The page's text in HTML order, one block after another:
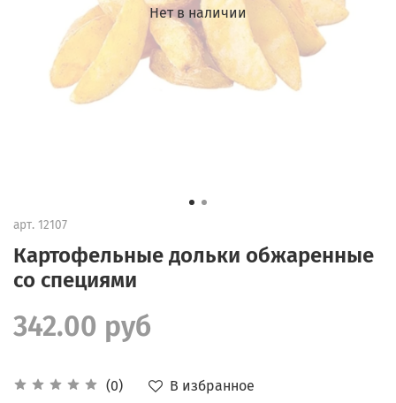
Нет в наличии
арт. 12107
Картофельные дольки обжаренные
со специями
(0)
В избранное
342.00 руб